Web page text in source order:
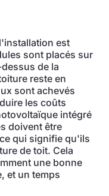
est
sont placés sur
de la
reste en
sont achevés
les coûts
intégré
doivent être
qui signifie qu'ils
de toit. Cela
une bonne
et un temps